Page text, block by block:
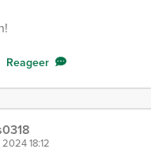
Reageer
18:12